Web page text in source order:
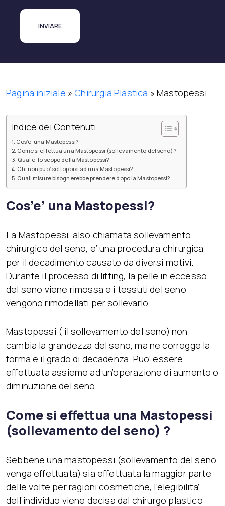
Pagina iniziale »Chirurgia Plastica »Mastopessi
Indice dei Contenuti
Cos’e’ una Mastopessi?
Come si effettua una Mastopessi (sollevamento del seno) ?
Qual e’ lo scopo della Mastopessi?
Chi non puo’ sottoporsi ad una Mastopessi?
Quali misure bisognerebbe prendere dopo la Mastopessi?
Cos’e’ una Mastopessi?
La Mastopessi, also chiamata sollevamento
chirurgico del seno, e’ una procedura chirurgica
per il decadimento causato da diversi motivi.
Durante il processo di lifting, la pelle in eccesso
del seno viene rimossa e i tessuti del seno
vengono rimodellati per sollevarlo.
Mastopessi ( il sollevamento del seno) non
cambia la grandezza del seno, ma ne corregge la
forma e il grado di decadenza. Puo’ essere
effettuata assieme ad un’operazione di aumento o
diminuzione del seno.
Come si effettua una Mastopessi
(sollevamento del seno) ?
Sebbene una mastopessi (sollevamento del seno
venga effettuata) sia effettuata la maggior parte
delle volte per ragioni cosmetiche, l’elegibilita’
dell’individuo viene decisa dal chirurgo plastico